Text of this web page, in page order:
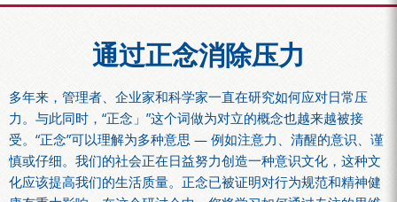
通过正念消除压力
多年来，管理者、企业家和科学家一直在研究如何应对日常压
力。与此同时，“正念」”这个词做为对立的概念也越来越被接
受。“正念”可以理解为多种意思 — 例如注意力、清醒的意识、谨
慎或仔细。我们的社会正在日益努力创造一种意识文化，这种文
化应该提高我们的生活质量。正念已被证明对行为规范和精神健